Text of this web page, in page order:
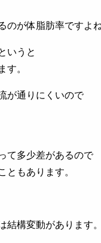
のが体脂肪率ですよね
いうと
す。
が通りにくいので
て多少差があるので
ともあります。
結構変動があります。